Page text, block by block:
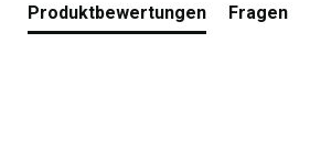
Produktbewertungen Fragen